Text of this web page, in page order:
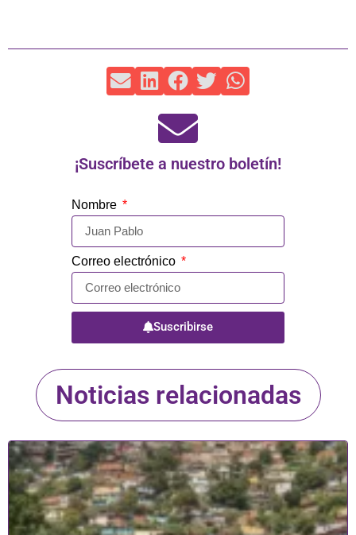
¡Suscríbete a nuestro boletín!
Nombre
Correo electrónico
Suscribirse
Noticias relacionadas